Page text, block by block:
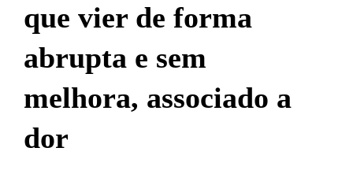
que vier de forma
abrupta e sem
melhora, associado a
dor